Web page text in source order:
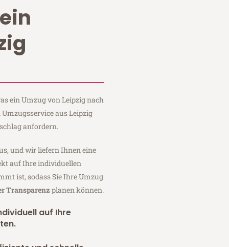
ein Umzug von Leipzig nach
aus Leipzig
anfordern.
und wir liefern Ihnen eine
auf Ihre individuellen
ist, sodass Sie Ihre Umzug
Transparenz planen können.
auf Ihre